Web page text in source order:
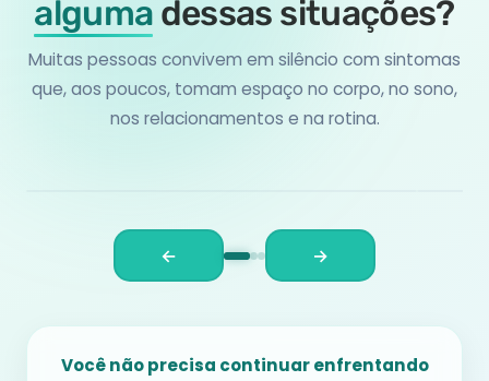
alguma dessas situações?
Muitas pessoas convivem em silêncio com sintomas
que, aos poucos, tomam espaço no corpo, no sono,
nos relacionamentos e na rotina.
dia
Seu corpo e sua mente permanecem em
estado de alerta e tornam até momentos
simples que poderiam ser fáceis e bons em
Sua
de
← →
Você não precisa continuar enfrentando